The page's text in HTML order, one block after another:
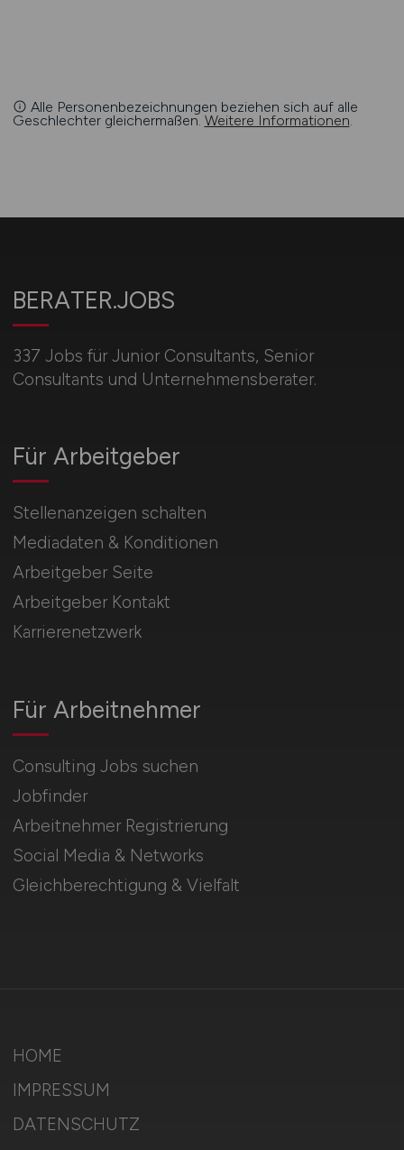
Alle Personenbezeichnungen beziehen sich auf alle
Geschlechter gleichermaßen. Weitere Informationen
BERATER.JOBS
337 Jobs für Junior Consultants, Senior
Consultants und Unternehmensberater.
Für Arbeitnehmer
Consulting Jobs suchen
Jobfinder
Arbeitnehmer Registrierung
Social Media & Networks
Gleichberechtigung & Vielfalt
Für Arbeitgeber
Stellenanzeigen schalten
Mediadaten & Konditionen
Arbeitgeber Seite
Arbeitgeber Kontakt
Karrierenetzwerk
HOME
IMPRESSUM
DATENSCHUTZ